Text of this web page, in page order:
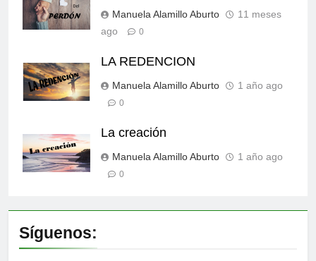
Manuela Alamillo Aburto
11 meses
ago
0
LA REDENCION
Manuela Alamillo Aburto 1 año ago
0
La creación
Manuela Alamillo Aburto 1 año ago
0
Síguenos: